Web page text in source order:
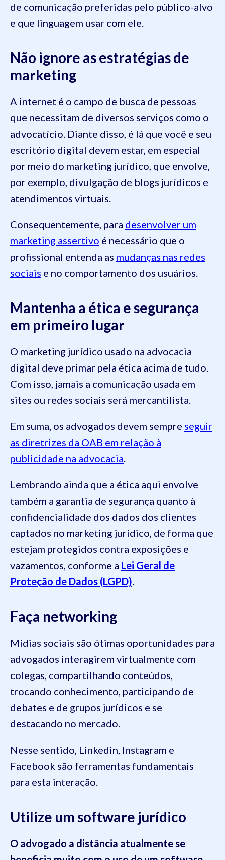
de comunicação preferidas pelo público-alvo
e que linguagem usar com ele.
Não ignore as estratégias de
marketing
A internet é o campo de busca de pessoas
que necessitam de diversos serviços como o
advocatício. Diante disso, é lá que você e seu
escritório digital devem estar, em especial
por meio do marketing jurídico, que envolve,
por exemplo, divulgação de blogs jurídicos e
atendimentos virtuais.
Consequentemente, para desenvolver um
marketing assertivo é necessário que o
profissional entenda as mudanças nas redes
sociais e no comportamento dos usuários.
Mantenha a ética e segurança
em primeiro lugar
O marketing jurídico usado na advocacia
digital deve primar pela ética acima de tudo.
Com isso, jamais a comunicação usada em
sites ou redes sociais será mercantilista.
Em suma, os advogados devem sempre seguir
as diretrizes da OAB em relação à
publicidade na advocacia.
Lembrando ainda que a ética aqui envolve
também a garantia de segurança quanto à
confidencialidade dos dados dos clientes
captados no marketing jurídico, de forma que
estejam protegidos contra exposições e
vazamentos, conforme a Lei Geral de
Proteção de Dados (LGPD).
Faça networking
Mídias sociais são ótimas oportunidades para
advogados interagirem virtualmente com
colegas, compartilhando conteúdos,
trocando conhecimento, participando de
debates e de grupos jurídicos e se
destacando no mercado.
Nesse sentido, Linkedin, Instagram e
Facebook são ferramentas fundamentais
para esta interação.
Utilize um software jurídico
O advogado a distância atualmente se